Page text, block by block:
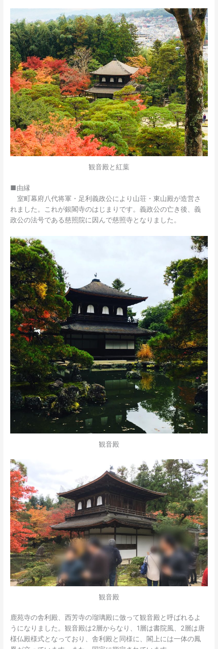
観音殿と紅葉
■由縁
室町幕府八代将軍・足利義政公により山荘・東山殿が造営さ
れました。これが銀閣寺のはじまりです。義政公の亡き後、義
政公の法号である慈照院に因んで慈照寺となりました。
観音殿
観音殿
鹿苑寺の舎利殿、西芳寺の瑠璃殿に倣って観音殿と呼ばれるよ
うになりました。観音殿は2層からなり、1層は書院風、2層は唐
様仏殿様式となっており、舎利殿と同様に、閣上には一体の鳳